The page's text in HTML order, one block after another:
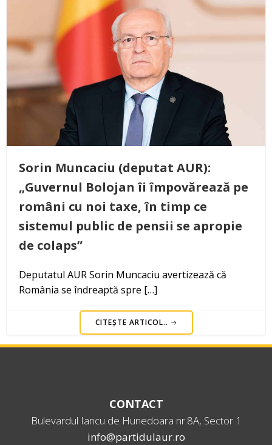
Sorin Muncaciu (deputat AUR):
„Guvernul Bolojan îi împovărează pe
români cu noi taxe, în timp ce
sistemul public de pensii se apropie
de colaps”
Deputatul AUR Sorin Muncaciu avertizează că
România se îndreaptă spre […]
CITEȘTE ARTICOL..
CONTACT
Bulevardul Iancu de Hunedoara nr.8A, Sector 1
info@partidulaur.ro